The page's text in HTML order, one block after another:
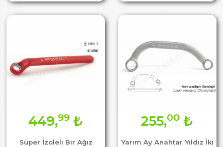
Süper İzoleli Bir Ağız
449,99 ₺
Yarım Ay Anahtar Yıldız İki
255,00 ₺